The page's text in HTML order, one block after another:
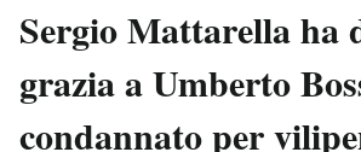
Italia
Politica
Tecnologia
Moda
Sergio Mattarella ha
grazia a Umberto
condannato per